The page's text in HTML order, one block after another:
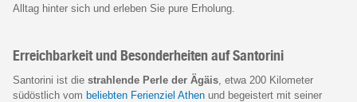
Alltag hinter sich und erleben Sie pure Erholung.
Erreichbarkeit und Besonderheiten auf Santorini
Santorini ist die strahlende Perle der Ägäis, etwa 200 Kilometer
südöstlich vom beliebten Ferienziel Athen und begeistert mit seiner